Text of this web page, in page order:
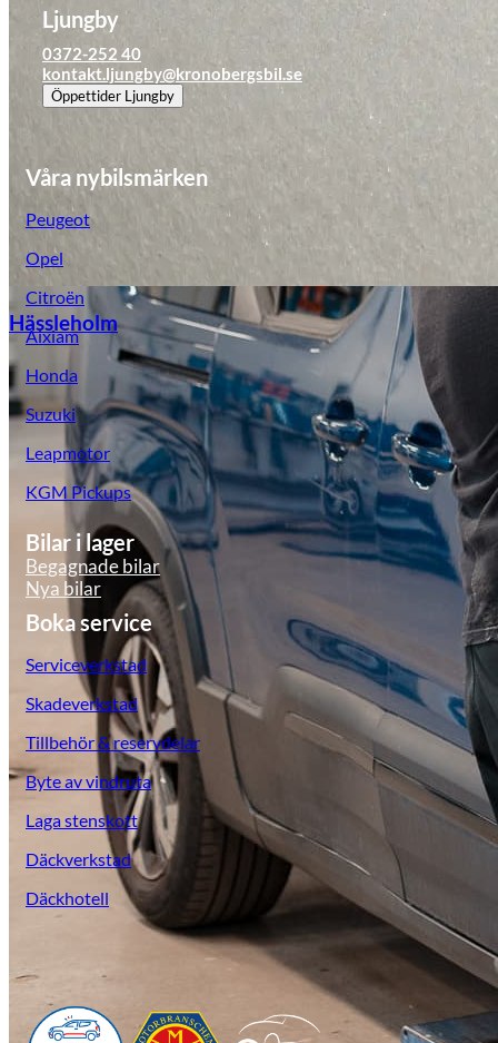
KGM Pickups
Fordonstyp
Mopedbil
PickupTransportbilPersonbil
Visa alla fordon
Hässleholm
Ljungby
0372-252 40
kontakt.ljungby@kronobergsbil.se
Öppettider Ljungby
Våra nybilsmärken
Peugeot
Opel
Citroën
Aixiam
Honda
Suzuki
Leapmotor
KGM Pickups
Bilar i lager
Begagnade bilar
Nya bilar
Boka service
Serviceverkstad
Skadeverkstad
Tillbehör & reservdelar
Byte av vindruta
Laga stenskott
Däckverkstad
Däckhotell